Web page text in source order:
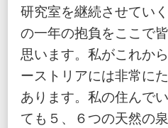
研究室を継続させてい
の一年の抱負をここで
思います。私がこれか
ーストリアには非常に
あります。私の住んで
ても５、６つの天然の